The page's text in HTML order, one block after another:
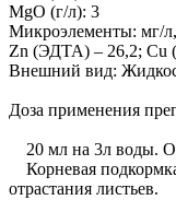
MgO (г/л): 3
Микроэлементы: мг/
Zn (ЭДТА) – 26,2; Cu
Внешний вид:
Доза применения
20 мл на 3л воды.
Корневая
отрастания листьев.